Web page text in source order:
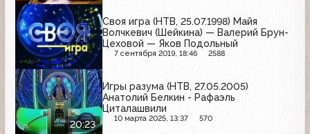
Своя игра (НТВ, 25.07.1998) Майя
Волчкевич (Шейкина) — Валерий Брун-
Цеховой — Яков Подольный
7 сентября 2019, 18:46 2588
20:23
Игры разума (НТВ, 27.05.2005)
Анатолий Белкин - Рафаэль
Циталашвили
10 марта 2025, 13:37 570